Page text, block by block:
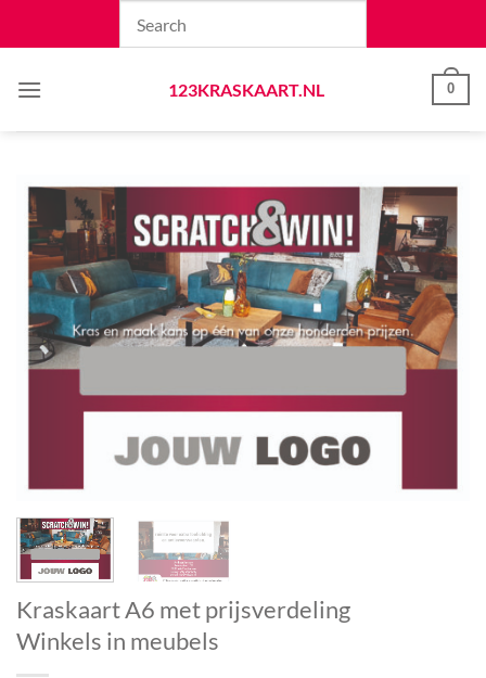
123KRASKAART.NL
0
Kraskaart A6 met prijsverdeling
Winkels in meubels